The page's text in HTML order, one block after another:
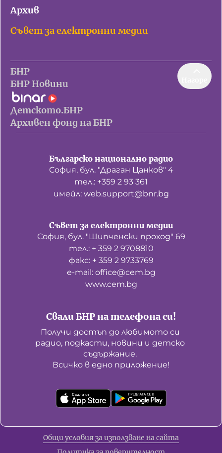
Архив
Съвет за електронни медии
БНР
БНР Новини
Детското.БНР
Архивен фонд на БНР
Българско национално радио
София, бул. "Драган Цанков" 4
тел.: +359 2 93 361
имейл: web.support@bnr.bg
Свали БНР на телефона си!
Получи достъп до любимото си
радио, подкасти, новини и детско
съдържание.
Всичко в едно приложение!
Съвет за електронни медии
София, бул. "Шипченски проход" 69
тел.: + 359 2 9708810
факс: + 359 2 9733769
е-mail: office@cem.bg
www.cem.bg
Общи условия за използване на сайта